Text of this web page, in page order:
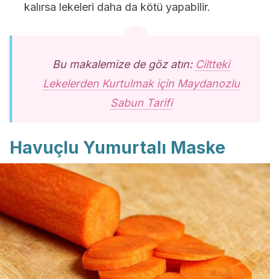
kalırsa lekeleri daha da kötü yapabilir.
Bu makalemize de göz atın: Ciltteki
Lekelerden Kurtulmak için Maydanozlu
Sabun Tarifi
Havuçlu Yumurtalı Maske